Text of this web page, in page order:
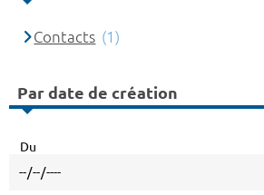
Contacts (1)
Par date de création
Du